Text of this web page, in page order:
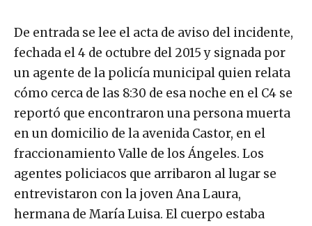
De entrada se lee el acta de aviso del incidente,
fechada el 4 de octubre del 2015 y signada por
un agente de la policía municipal quien relata
cómo cerca de las 8:30 de esa noche en el C4 se
reportó que encontraron una persona muerta
en un domicilio de la avenida Castor, en el
fraccionamiento Valle de los Ángeles. Los
agentes policiacos que arribaron al lugar se
entrevistaron con la joven Ana Laura,
hermana de María Luisa. El cuerpo estaba